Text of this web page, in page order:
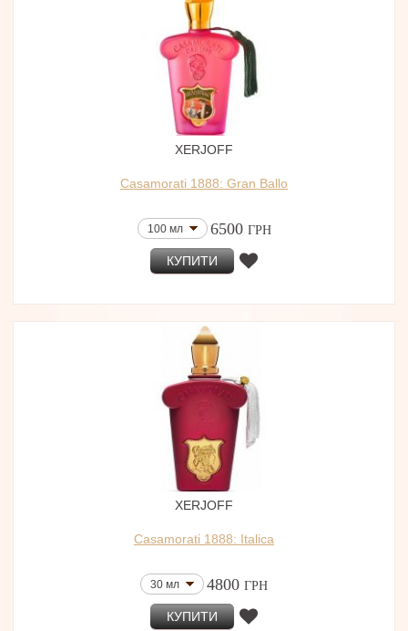
XERJOFF
Casamorati 1888: Gran Ballo
100 мл 6500 ГРН
КУПИТИ
XERJOFF
Casamorati 1888: Italica
30 мл 4800 ГРН
КУПИТИ